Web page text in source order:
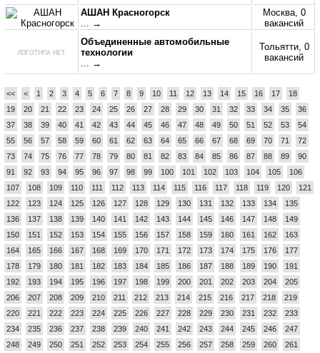
АШАН Красногорск
... →
Москва, 0
вакансий
Объединенные автомобильные
технологии
... →
Тольятти, 0
вакансий
<< < 1 2 3 4 5 6 7 8 9 10 11 12 13 14 15 16 17
18
19
20 21 22 23 24 25 26 27 28 29 30 31 32 33 34 35
36
37
38 39 40 41 42 43 44 45 46 47 48 49 50 51 52 53
54
55
56 57 58 59 60 61 62 63 64 65 66 67 68 69 70 71
72
73
74 75 76 77 78 79 80 81 82 83 84 85 86 87 88 89
90
91
92 93 94 95 96 97 98 99 100 101 102 103 104 105
106
107
108 109 110 111 112 113 114 115 116 117 118 119 120
121
122
123 124 125 126 127 128 129 130 131 132 133 134
135
136
137 138 139 140 141 142 143 144 145 146 147 148
149
150
151 152 153 154 155 156 157 158 159 160 161 162
163
164
165 166 167 168 169 170 171 172 173 174 175 176
177
178
179 180 181 182 183 184 185 186 187 188 189 190
191
192
193 194 195 196 197 198 199 200 201 202 203 204
205
206
207 208 209 210 211 212 213 214 215 216 217 218
219
220
221 222 223 224 225 226 227 228 229 230 231 232
233
234
235 236 237 238 239 240 241 242 243 244 245 246
247
248
249 250 251 252 253 254 255 256 257 258 259 260
261